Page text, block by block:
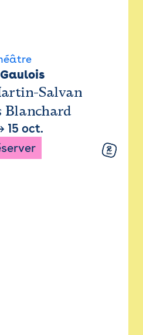
Salvan
Blanchard
15 oct.